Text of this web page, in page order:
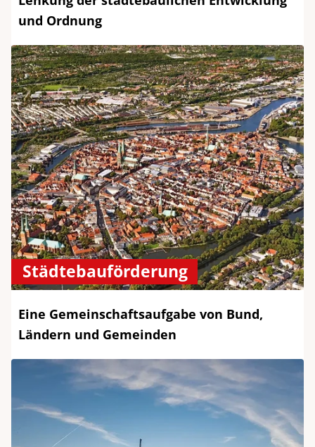
und Ordnung
Städtebauförderung
Eine Gemeinschaftsaufgabe von Bund,
Ländern und Gemeinden